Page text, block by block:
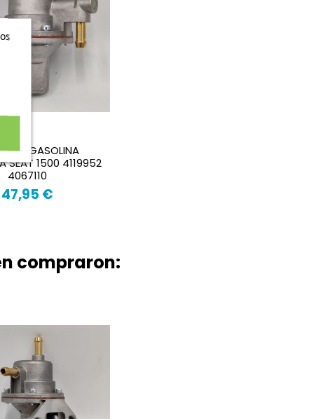
DE GASOLINA
SEAT 1500 4119952
4067110
47,95 €
compraron: